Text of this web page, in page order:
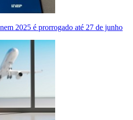
2025 é prorrogado até 27 de junho